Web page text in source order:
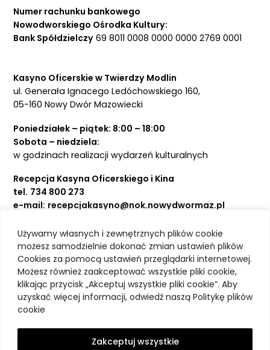
Używamy własnych i zewnętrznych plików cookie
możesz samodzielnie dokonać zmian ustawień plików
Cookies za pomocą ustawień przeglądarki internetowej.
Możesz również zaakceptować wszystkie pliki cookie,
klikając przycisk „Akceptuj wszystkie pliki cookie”. Aby
uzyskać więcej informacji, odwiedź naszą Politykę plików
cookie
Zakceptuj wszystkie
Numer rachunku bankowego
Nowodworskiego Ośrodka Kultury:
Bank Spółdzielczy69 8011 0008 0000 0000 2769 0001
Kasyno Oficerskie w Twierdzy Modlin
ul. Generała Ignacego Ledóchowskiego 160,
05-160 Nowy Dwór Mazowiecki
Poniedziałek – piątek: 8:00 – 18:00
Sobota – niedziela:
w godzinach realizacji wydarzeń kulturalnych
Recepcja Kasyna Oficerskiego i Kina
tel. 734 800 273
e-mail: recepcjakasyno@nok.nowydwormaz.pl
Aktualności
Kasyno Oficerskie
Kino
Bilety
Zajęcia stałe